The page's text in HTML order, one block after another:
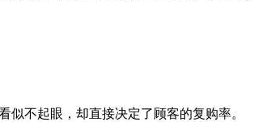
不起眼，却直接决定了顾客的复购率。